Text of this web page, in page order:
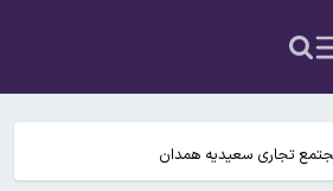
جهانی در یک دهه گذشته تقریباً دو برابر
بازنشستگی/ چه کسانی باید بیشتر کار کنند و
تجاری سعیدیه همدان